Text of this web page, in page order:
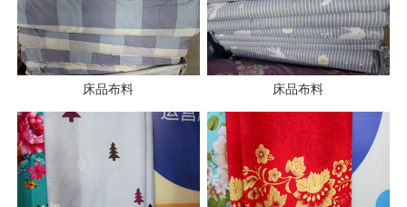
床品布料 床品布料